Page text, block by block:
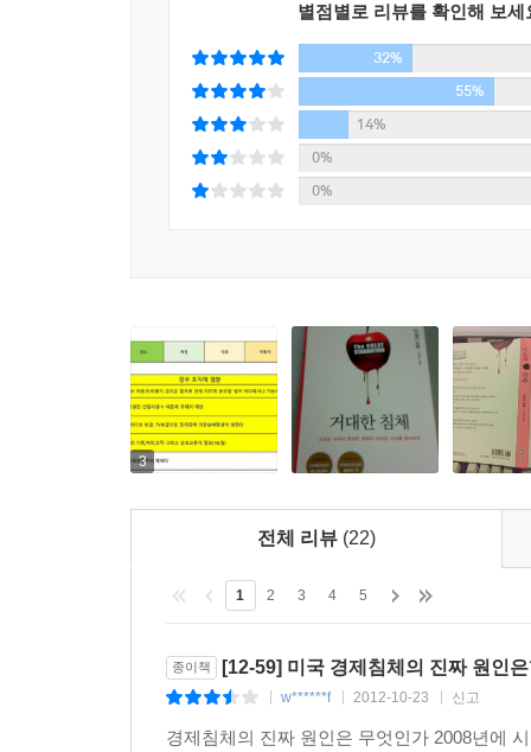
성장할 것으로 믿고 빚을 내어 집을 사고 투자
과거에는 수십 년에 소득이 두 배씩 증가했지만
GDP는 계속 성장하고 있었지만 실질소득은
때문에 성장이 멈추고 있다는 사실을 인식하지
쉽게 따는 과일이 있던 시대에는 GDP에서 정
그리고 의료서비스와 교육비 또한 GDP에서
나빠지는 방향으로 정책이 결정되지 않도록 해
기다려야 한다.
“나는 지난 주말 《거대한 침체》를 흥미롭게
코웬에게 아주 고맙게 생각한다.”
- 레이한 살람, 「내셔널리뷰」
“타일러 코웬의 말이 맞다면 마땅한 치료법이
“타일러 코웬은 지적한 바와 같이 이 시대의 기
없다.”
- 데이비드 브룩스, 「뉴욕타임즈」
“타일러 코웬의 책은 많은 논란을 일으킨다……. 그
“타일러 코웬의 《거대한 침체》는 오늘날 미
달했다고 주장한다(그렇다, 맞는 말이다).”
- 앨리스터 히스, 「시티A.M.」
“나는 이 책이 지금 일어나는 일들에 대한 혁신적
나는 이 책이 모든 책의 미래라고 생각한다.”
- 이글레시아스, 싱크프로그레스
별점별로 리뷰를 확인해 보세
32%
55%
14%
0%
0%
3
전체 리뷰 (22)
1 2 3 4 5
종이책 [12-59] 미국 경제침체의 진짜 원인
w******f 2012-10-23 신고
경제침체의 진짜 원인은 무엇인가 2008년에